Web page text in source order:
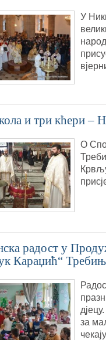
У
и три кћери –
О
радост у
Караџић“
за
чекају